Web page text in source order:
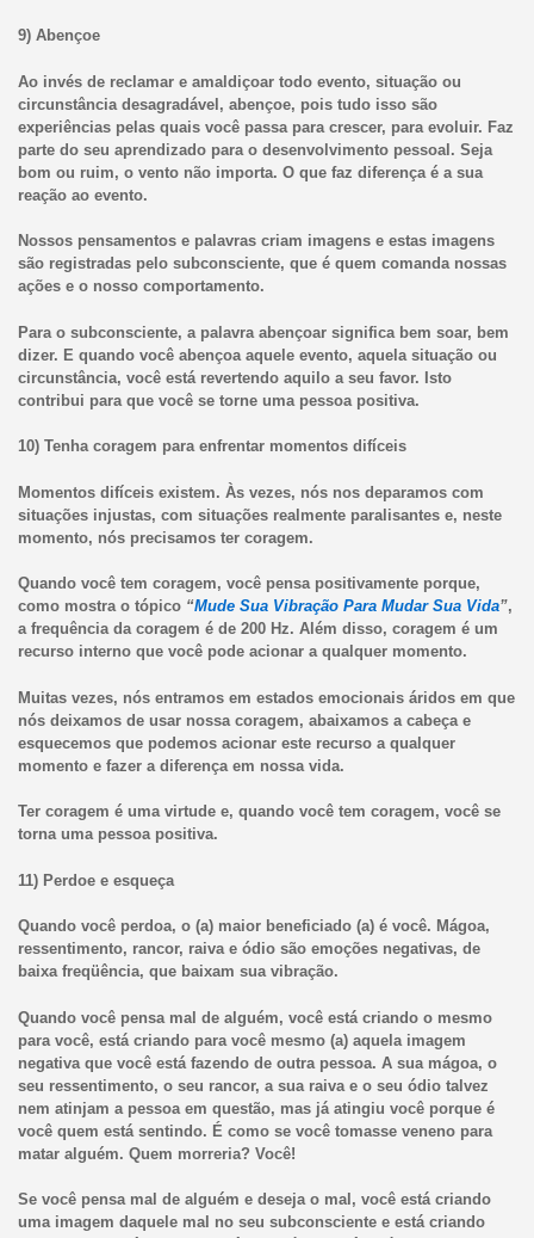
9) Abençoe
Ao invés de reclamar e amaldiçoar todo evento, situação ou
circunstância desagradável, abençoe, pois tudo isso são
experiências pelas quais você passa para crescer, para evoluir. Faz
parte do seu aprendizado para o desenvolvimento pessoal. Seja
bom ou ruim, o vento não importa. O que faz diferença é a sua
reação ao evento.
Nossos pensamentos e palavras criam imagens e estas imagens
são registradas pelo subconsciente, que é quem comanda nossas
ações e o nosso comportamento.
Para o subconsciente, a palavra abençoar significa bem soar, bem
dizer. E quando você abençoa aquele evento, aquela situação ou
circunstância, você está revertendo aquilo a seu favor. Isto
contribui para que você se torne uma pessoa positiva.
10) Tenha coragem para enfrentar momentos difíceis
Momentos difíceis existem. Às vezes, nós nos deparamos com
situações injustas, com situações realmente paralisantes e, neste
momento, nós precisamos ter coragem.
Quando você tem coragem, você pensa positivamente porque,
como mostra o tópico “Mude Sua Vibração Para Mudar Sua Vida”,
a frequência da coragem é de 200 Hz. Além disso, coragem é um
recurso interno que você pode acionar a qualquer momento.
Muitas vezes, nós entramos em estados emocionais áridos em que
nós deixamos de usar nossa coragem, abaixamos a cabeça e
esquecemos que podemos acionar este recurso a qualquer
momento e fazer a diferença em nossa vida.
Ter coragem é uma virtude e, quando você tem coragem, você se
torna uma pessoa positiva.
11) Perdoe e esqueça
Quando você perdoa, o (a) maior beneficiado (a) é você. Mágoa,
ressentimento, rancor, raiva e ódio são emoções negativas, de
baixa freqüência, que baixam sua vibração.
Quando você pensa mal de alguém, você está criando o mesmo
para você, está criando para você mesmo (a) aquela imagem
negativa que você está fazendo de outra pessoa. A sua mágoa, o
seu ressentimento, o seu rancor, a sua raiva e o seu ódio talvez
nem atinjam a pessoa em questão, mas já atingiu você porque é
você quem está sentindo. É como se você tomasse veneno para
matar alguém. Quem morreria? Você!
Se você pensa mal de alguém e deseja o mal, você está criando
uma imagem daquele mal no seu subconsciente e está criando